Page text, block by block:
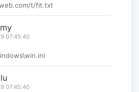
t/fit.txt
07:45:40
07:45:40